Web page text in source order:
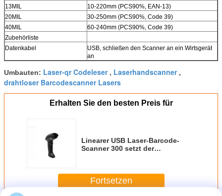
13MIL
10-220mm (PCS90%, EAN-13)
20MIL
30-250mm (PCS90%, Code 39)
40MIL
60-240mm (PCS90%, Code 39)
Zubehörliste
Datenkabel
USB, schließen den Scanner an ein Wirtsgerät
an
Umbauten: Laser-qr Codeleser, Laserhandscanner,
drahtloser Barcodescanner Lasers
Erhalten Sie den besten Preis für
Linearer USB Laser-Barcode-
Scanner 300 setzt der
FC fest
Fortsetzen